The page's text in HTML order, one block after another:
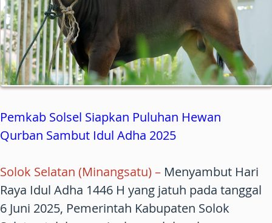
Pemkab Solsel Siapkan Puluhan Hewan
Qurban Sambut Idul Adha 2025
Solok Selatan (Minangsatu) – Menyambut Hari
Raya Idul Adha 1446 H yang jatuh pada tanggal
6 Juni 2025, Pemerintah Kabupaten Solok